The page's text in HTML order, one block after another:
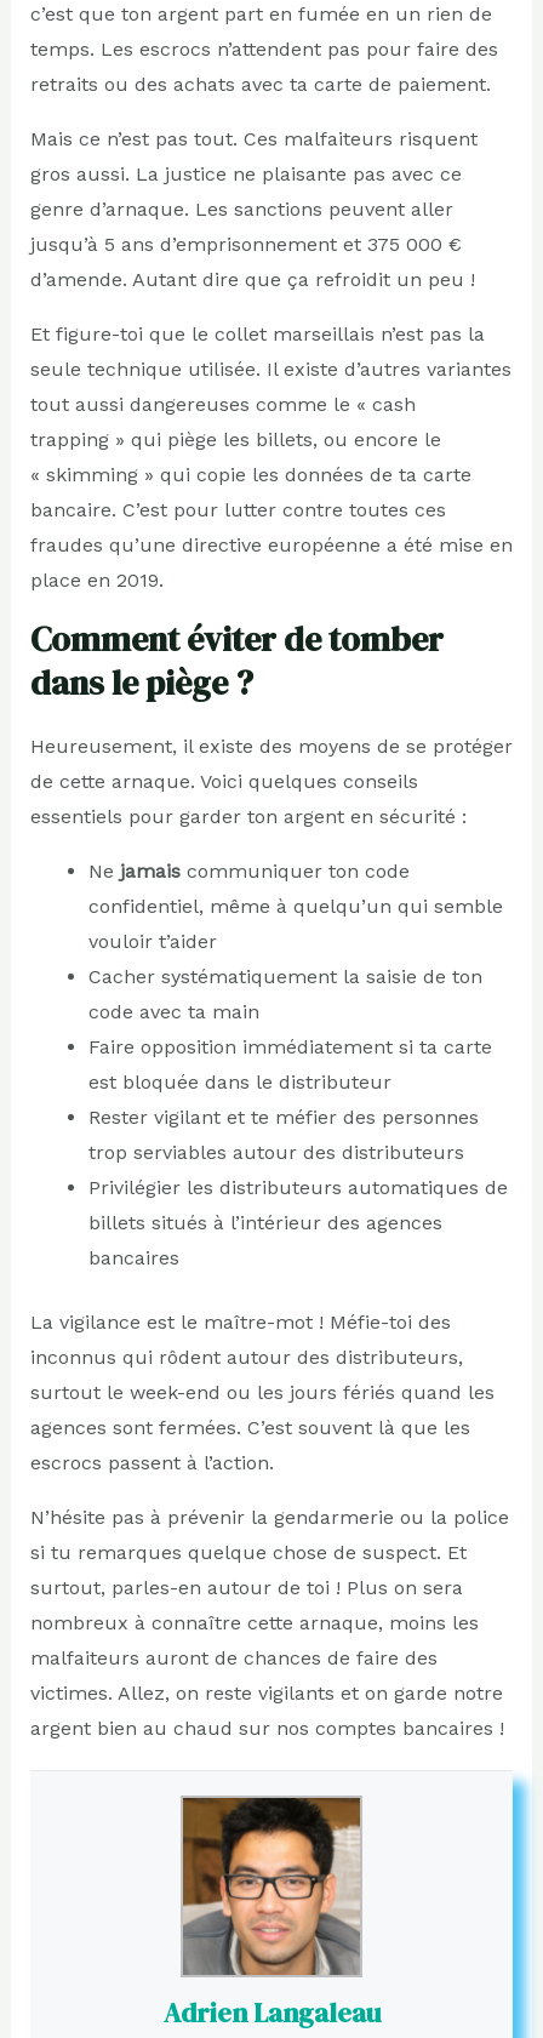
c’est que ton argent part en fumée en un rien de
temps. Les escrocs n’attendent pas pour faire des
retraits ou des achats avec ta carte de paiement.
Mais ce n’est pas tout. Ces malfaiteurs risquent
gros aussi. La justice ne plaisante pas avec ce
genre d’arnaque. Les sanctions peuvent aller
jusqu’à 5 ans d’emprisonnement et 375 000 €
d’amende. Autant dire que ça refroidit un peu !
Et figure-toi que le collet marseillais n’est pas la
seule technique utilisée. Il existe d’autres variantes
tout aussi dangereuses comme le « cash
trapping » qui piège les billets, ou encore le
« skimming » qui copie les données de ta carte
bancaire. C’est pour lutter contre toutes ces
fraudes qu’une directive européenne a été mise en
place en 2019.
Comment éviter de tomber
dans le piège ?
Heureusement, il existe des moyens de se protéger
de cette arnaque. Voici quelques conseils
essentiels pour garder ton argent en sécurité :
Ne jamaiscommuniquer ton code
confidentiel, même à quelqu’un qui semble
vouloir t’aider
Cacher systématiquement la saisie de ton
code avec ta main
Faire opposition immédiatement si ta carte
est bloquée dans le distributeur
Rester vigilant et te méfier des personnes
trop serviables autour des distributeurs
Privilégier les distributeurs automatiques de
billets situés à l’intérieur des agences
bancaires
La vigilance est le maître-mot ! Méfie-toi des
inconnus qui rôdent autour des distributeurs,
surtout le week-end ou les jours fériés quand les
agences sont fermées. C’est souvent là que les
escrocs passent à l’action.
N’hésite pas à prévenir la gendarmerie ou la police
si tu remarques quelque chose de suspect. Et
surtout, parles-en autour de toi ! Plus on sera
nombreux à connaître cette arnaque, moins les
malfaiteurs auront de chances de faire des
victimes. Allez, on reste vigilants et on garde notre
argent bien au chaud sur nos comptes bancaires !
Adrien Langaleau